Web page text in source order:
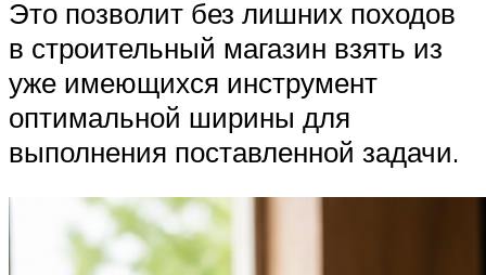
Это позволит без лишних походов
в строительный магазин взять из
уже имеющихся инструмент
оптимальной ширины для
выполнения поставленной задачи.